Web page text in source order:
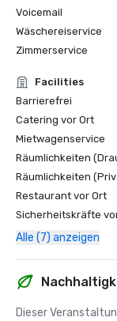
Voicemail
Wäschereiservice
Zimmerservice
Facilities
Barrierefrei
Catering vor Ort
Mietwagenservice
Räumlichkeiten
Räumlichkeiten
Restaurant vor Ort
Sicherheitskräfte
Alle (7) anzeigen
Dieser